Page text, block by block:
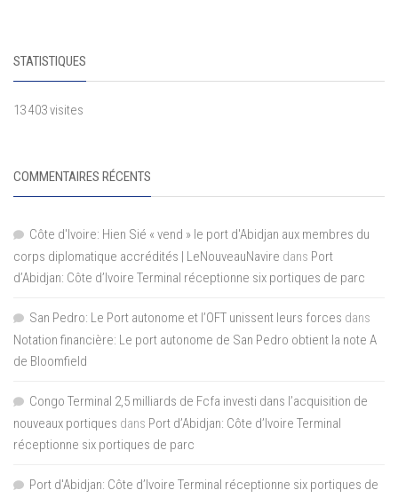
STATISTIQUES
13 403 visites
COMMENTAIRES RÉCENTS
Côte d'Ivoire: Hien Sié « vend » le port d'Abidjan aux membres du
corps diplomatique accrédités | LeNouveauNavire dans Port
d’Abidjan: Côte d’Ivoire Terminal réceptionne six portiques de parc
San Pedro: Le Port autonome et l’OFT unissent leurs forces dans
Notation financière: Le port autonome de San Pedro obtient la note A
de Bloomfield
Congo Terminal 2,5 milliards de Fcfa investi dans l’acquisition de
nouveaux portiques dans Port d’Abidjan: Côte d’Ivoire Terminal
réceptionne six portiques de parc
Port d'Abidjan: Côte d’Ivoire Terminal réceptionne six portiques de